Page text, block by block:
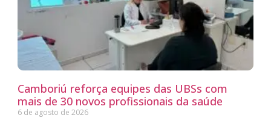
Camboriú reforça equipes das UBSs com
mais de 30 novos profissionais da saúde
6 de agosto de 2026